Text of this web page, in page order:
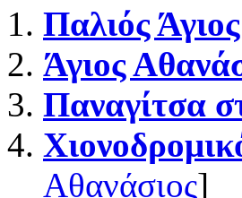
Παλιός
Άγιος
Παναγίτσα
Αθανάσιος]